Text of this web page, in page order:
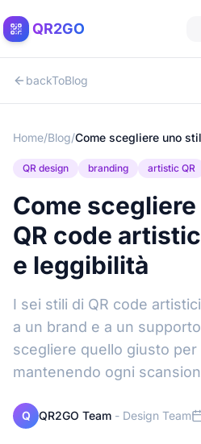
QR2GO
backToBlog
Home/Blog/
QR design branding artistic QR
Come
QR code
e leggibilità
I sei stili di QR code
a un brand e a un
scegliere quello giusto per
mantenendo ogni
Q QR2GO Team - Design Team